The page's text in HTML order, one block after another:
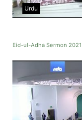
Urdu
Eid-ul-Adha Sermon 2021